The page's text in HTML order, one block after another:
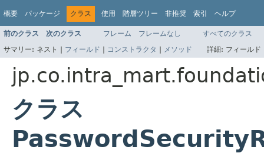
概要 パッケージ クラス 使用 階層ツリー 非推奨 索引 ヘルプ
前のクラス 次のクラス フレーム フレームなし
すべてのクラス
サマリー: ネスト | フィールド | コンストラクタ | メソッド 詳細: フィール
クラス